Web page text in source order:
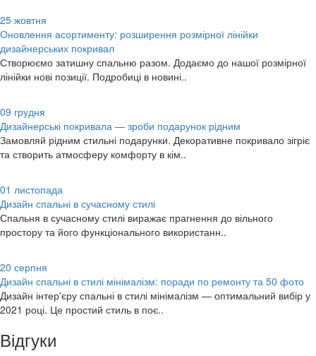
25 жовтня
Оновлення асортименту: розширення розмірної лінійки
дизайнерських покривал
Створюємо затишну спальню разом. Додаємо до нашої розмірної
лінійки нові позиції. Подробиці в новині..
09 грудня
Дизайнерські покривала — зроби подарунок рідним
Замовляй рідним стильні подарунки. Декоративне покривало зігріє
та створить атмосферу комфорту в кім..
01 листопада
Дизайн спальні в сучасному стилі
Спальня в сучасному стилі виражає прагнення до вільного
простору та його функціонального використанн..
20 серпня
Дизайн спальні в стилі мінімалізм: поради по ремонту та 50 фото
Дизайн інтер'єру спальні в стилі мінімалізм — оптимальний вибір у
2021 році. Це простий стиль в поє..
Відгуки